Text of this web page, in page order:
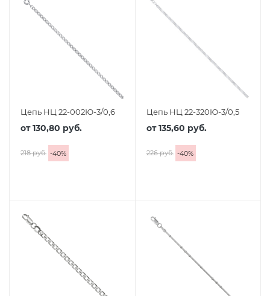
Цепь НЦ 22-002Ю-3/0,6
от130,80 руб.
218 руб. -40%
Цепь НЦ 22-320Ю-3/0,5
от135,60 руб.
226 руб. -40%